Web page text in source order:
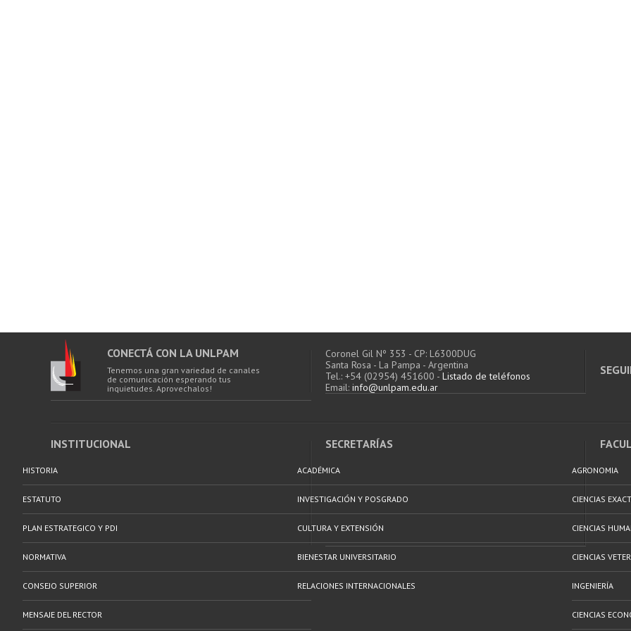
CONECTÁ CON LA UNLPAM
Tenemos una gran variedad de canales
de comunicación esperando tus
inquietudes. Aprovechalos!
Coronel Gil Nº 353 - CP: L6300DUG
Santa Rosa - La Pampa - Argentina
Tel.: +54 (02954) 451600 - Listado de teléfonos
Email: info@unlpam.edu.ar
INSTITUCIONAL
HISTORIA
ESTATUTO
PLAN ESTRATEGICO Y PDI
NORMATIVA
CONSEJO SUPERIOR
MENSAJE DEL RECTOR
SECRETARÍAS
ACADÉMICA
INVESTIGACIÓN Y POSGRADO
CULTURA Y EXTENSIÓN
BIENESTAR UNIVERSITARIO
RELACIONES INTERNACIONALES
AGRONOMIA
CIENCIAS
CIENCIAS
CIENCIAS
INGENIERÍA
CIENCIAS